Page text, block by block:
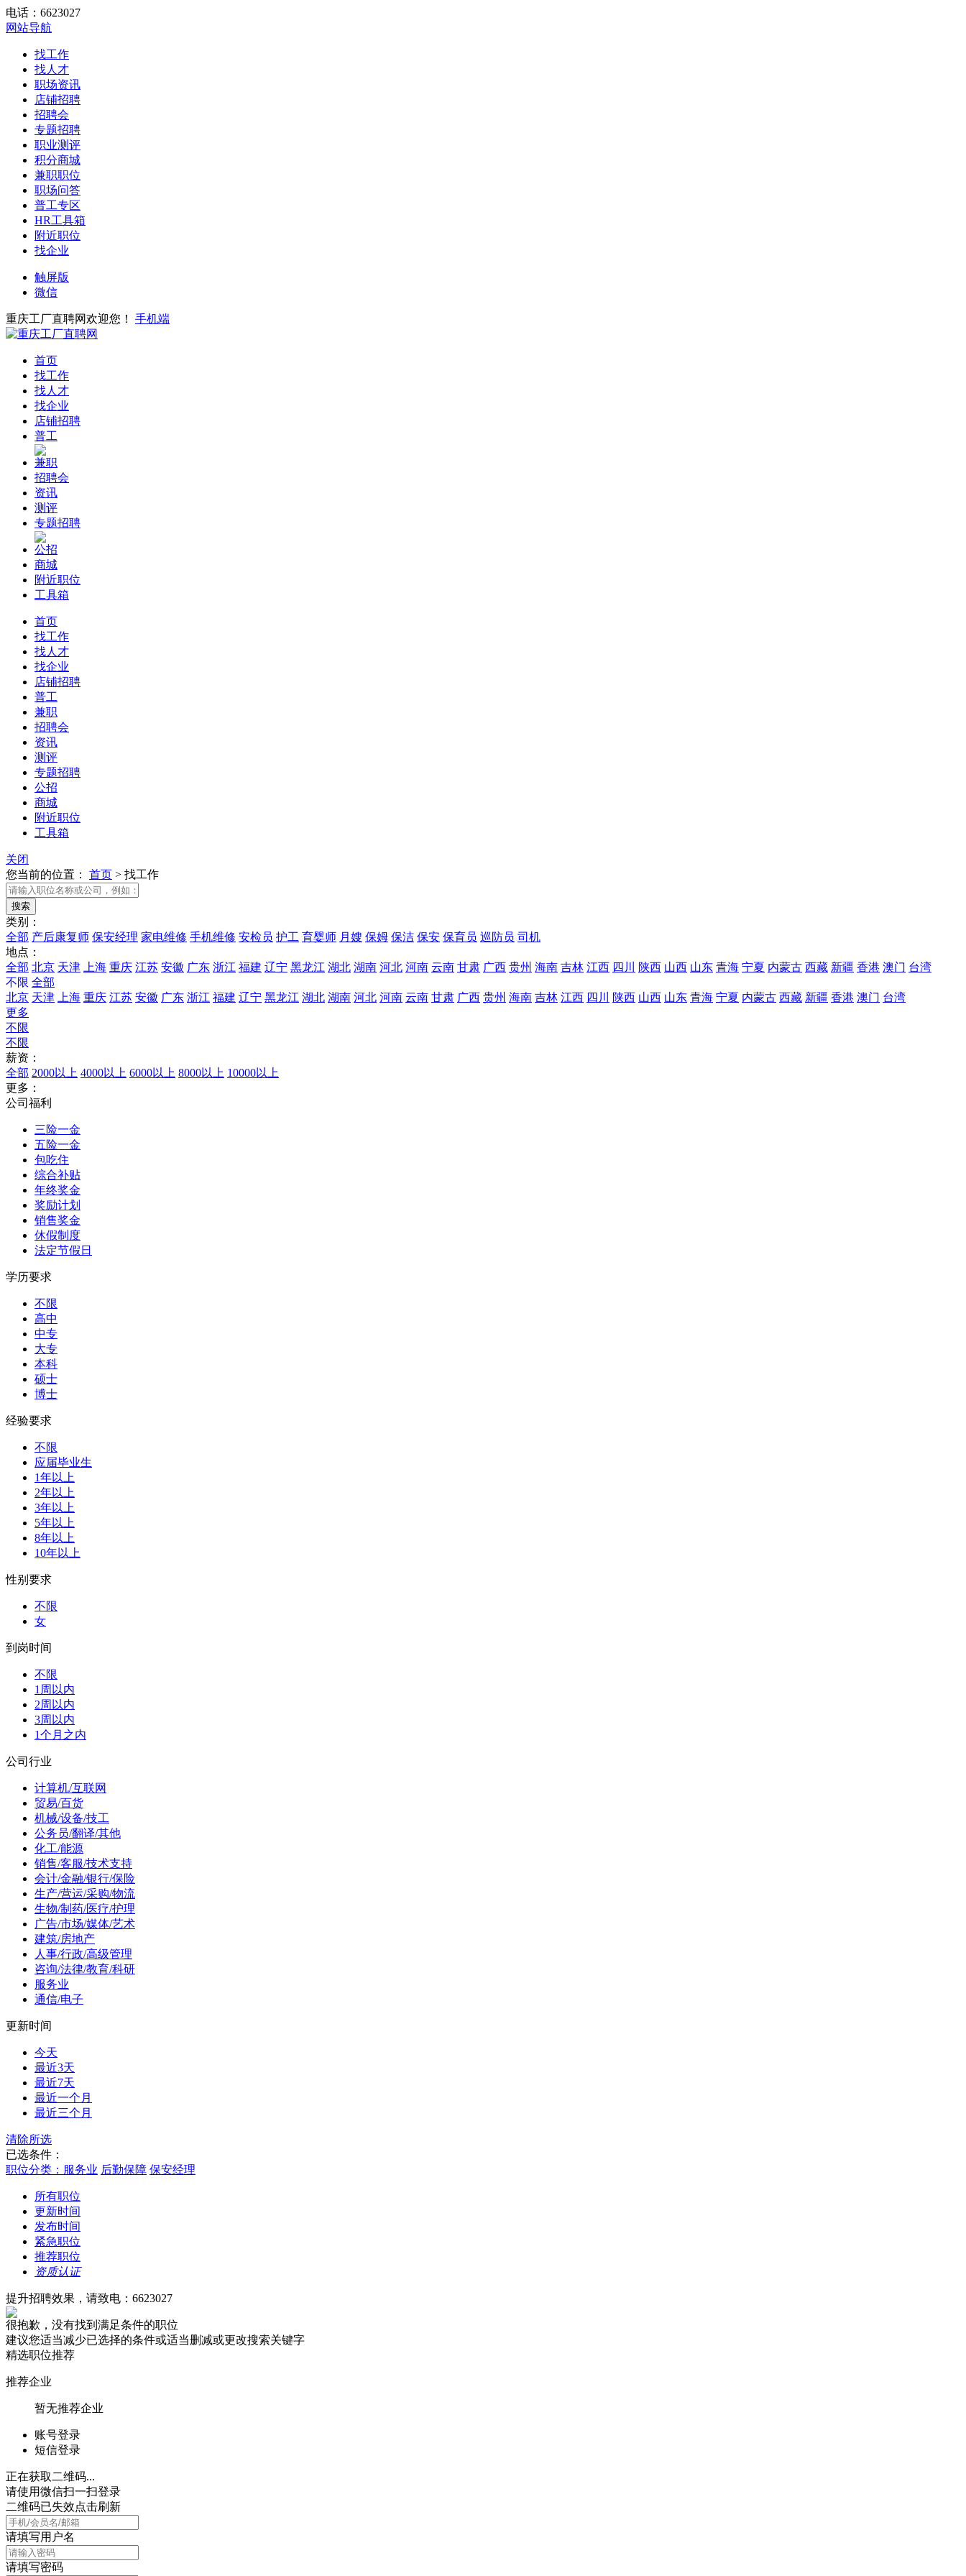
电话：6623027
网站导航
找工作
找人才
职场资讯
店铺招聘
招聘会
专题招聘
职业测评
积分商城
兼职职位
职场问答
普工专区
HR工具箱
附近职位
找企业
触屏版
微信
重庆工厂直聘网欢迎您！ 手机端
首页
找工作
找人才
找企业
店铺招聘
普工
兼职
招聘会
资讯
测评
专题招聘
公招
商城
附近职位
工具箱
首页
找工作
找人才
找企业
店铺招聘
普工
兼职
招聘会
资讯
测评
专题招聘
公招
商城
附近职位
工具箱
关闭
您当前的位置： 首页 > 找工作
类别：
全部 产后康复师 保安经理 家电维修 手机维修 安检员 护工 育婴师 月嫂 保姆 保洁 保安 保育员 巡防员 司机
地点：
全部 北京 天津 上海 重庆 江苏 安徽 广东 浙江 福建 辽宁 黑龙江 湖北 湖南 河北 河南 云南 甘肃 广西 贵州 海南 吉林 江西 四川 陕西 山西 山东 青海 宁夏 内蒙古 西藏 新疆 香港 澳门 台湾
不限 全部
北京 天津 上海 重庆 江苏 安徽 广东 浙江 福建 辽宁 黑龙江 湖北 湖南 河北 河南 云南 甘肃 广西 贵州 海南 吉林 江西 四川 陕西 山西 山东 青海 宁夏 内蒙古 西藏 新疆 香港 澳门 台湾
更多
不限
不限
薪资：
全部 2000以上 4000以上 6000以上 8000以上 10000以上
更多：
公司福利
三险一金
五险一金
包吃住
综合补贴
年终奖金
奖励计划
销售奖金
休假制度
法定节假日
学历要求
不限
高中
中专
大专
本科
硕士
博士
经验要求
不限
应届毕业生
1年以上
2年以上
3年以上
5年以上
8年以上
10年以上
性别要求
不限
女
到岗时间
不限
1周以内
2周以内
3周以内
1个月之内
公司行业
计算机/互联网
贸易/百货
机械/设备/技工
公务员/翻译/其他
化工/能源
销售/客服/技术支持
会计/金融/银行/保险
生产/营运/采购/物流
生物/制药/医疗/护理
广告/市场/媒体/艺术
建筑/房地产
人事/行政/高级管理
咨询/法律/教育/科研
服务业
通信/电子
更新时间
今天
最近3天
最近7天
最近一个月
最近三个月
清除所选
已选条件：
职位分类：服务业 后勤保障 保安经理
所有职位
更新时间
发布时间
紧急职位
推荐职位
资质认证
提升招聘效果，请致电：6623027
很抱歉，没有找到满足条件的职位
建议您适当减少已选择的条件或适当删减或更改搜索关键字
精选职位推荐
推荐企业
暂无推荐企业
账号登录
短信登录
正在获取二维码...
请使用微信扫一扫登录
二维码已失效点击刷新
请填写用户名
请填写密码